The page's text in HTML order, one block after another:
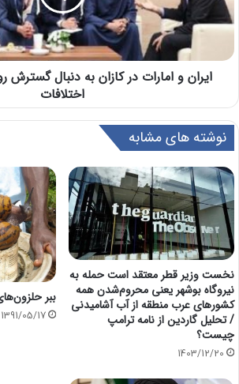
ایران و امارات در کازان به دنبال گسترش
اختلافات
نوشته های مشابه
نخست وزیر قطر معتقد است حمله به
نیروگاه بوشهر یعنی محروم‌شدن همه
کشورهای عرب منطقه از آب آشامیدنی
/ تحلیل گاردین از نامه ترامپ
چیست؟
1403/12/20
ببر
1391/05/17